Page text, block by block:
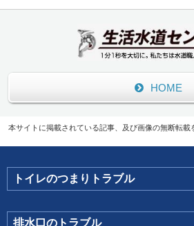
HOME
本サイトに掲載されている記事、及び画像の無断転載
トイレのつまりトラブル
排水口のトラブル